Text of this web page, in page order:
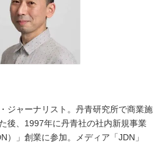
ジャーナリスト。丹青研究所で商業施
後、1997年に丹青社の社内新規事業
）」創業に参加。メディア「JDN」